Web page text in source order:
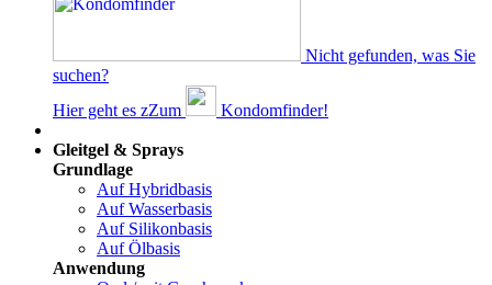
Nicht gefunden, was Sie
suchen?
Hier geht es zZum
Kondomfinder!
Gleitgel & Sprays
Grundlage
Auf Hybridbasis
Auf Wasserbasis
Auf Silikonbasis
Auf Ölbasis
Anwendung